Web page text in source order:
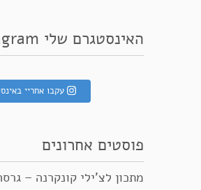
האינסטגרם שלי My Instagram
עקבו אחריי
פוסטים אחרונים
מתכון לצ’ילי קונקרנה –